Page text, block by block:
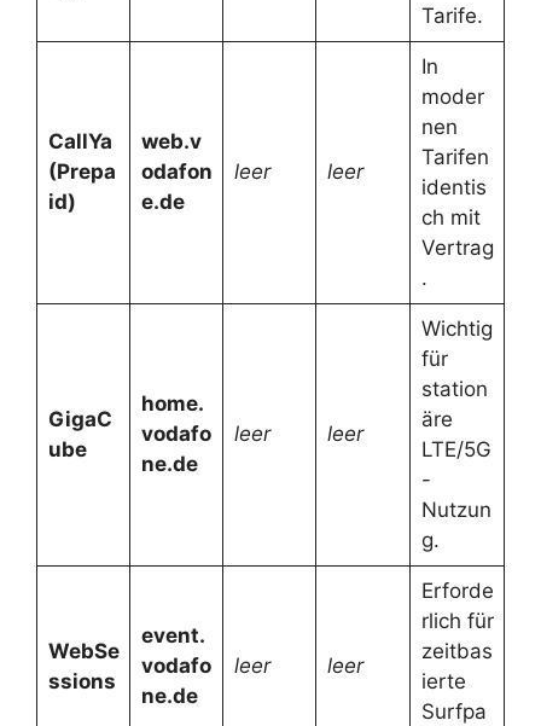
Tarife.
CallYa
(Prepa
id)
web.v
odafon
e.de
leer leer
In
moder
nen
Tarifen
identis
ch mit
Vertrag
.
GigaC
ube
home.
vodafo
ne.de
leer leer
Wichtig
für
station
äre
LTE/5G
-
Nutzun
g.
WebSe
ssions
event.
vodafo
ne.de
leer leer
Erforde
rlich für
zeitbas
ierte
Surfpa